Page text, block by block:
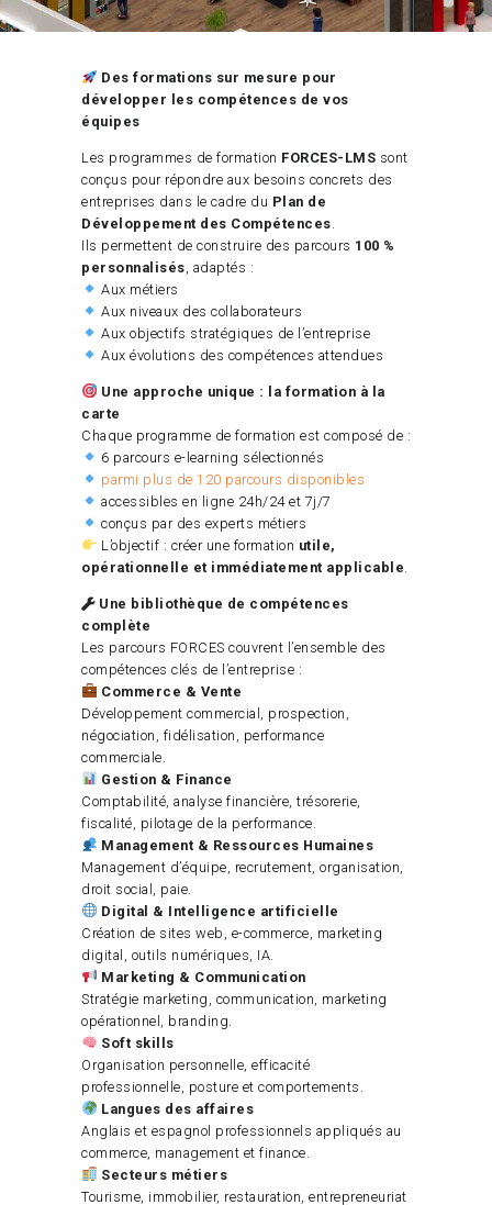
Des formations sur mesure pour
développer les compétences de vos
équipes
Les programmes de formation FORCES-LMS sont
conçus pour répondre aux besoins concrets des
entreprises dans le cadre du Plan de
Développement des Compétences
Ils permettent de construire des parcours 100 %
personnalisés , adaptés :
Aux métiers
Aux niveaux des collaborateurs
Aux objectifs stratégiques de l’entreprise
Aux évolutions des compétences attendues
Une approche unique : la formation à la
carte
Chaque programme de formation est composé de :
6 parcours e-learning sélectionnés
parmi plus de 120 parcours disponibles
accessibles en ligne 24h/24 et 7j/7
conçus par des experts métiers
L’objectif : créer une formation utile,
opérationnelle et immédiatement applicable
Une bibliothèque de compétences
complète
Les parcours FORCES couvrent l’ensemble des
compétences clés de l’entreprise :
Commerce & Vente
Développement commercial, prospection,
négociation, fidélisation, performance
commerciale.
Gestion & Finance
Comptabilité, analyse financière, trésorerie,
fiscalité, pilotage de la performance.
Management & Ressources Humaines
Management d’équipe, recrutement, organisation,
droit social, paie.
Digital & Intelligence artificielle
Création de sites web, e-commerce, marketing
digital, outils numériques, IA.
Marketing & Communication
Stratégie marketing, communication, marketing
opérationnel, branding.
Soft skills
Organisation personnelle, efficacité
professionnelle, posture et comportements.
Langues des affaires
Anglais et espagnol professionnels appliqués au
commerce, management et finance.
Secteurs métiers
Tourisme, immobilier, restauration, entrepreneuriat